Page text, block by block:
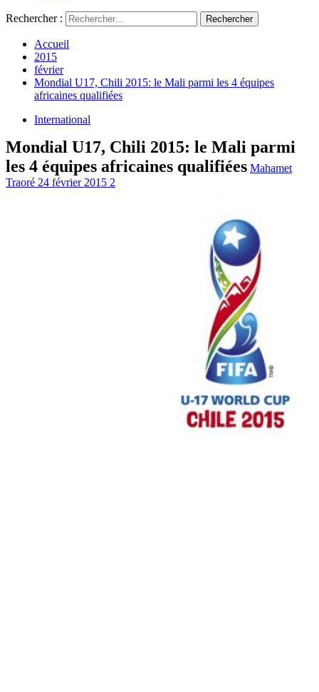
Rechercher :
Accueil
2015
février
Mondial U17, Chili 2015: le Mali parmi les 4 équipes
africaines qualifiées
International
Mondial U17, Chili 2015: le Mali parmi
les 4 équipes africaines qualifiées Mahamet
Traoré 24 février 2015 2